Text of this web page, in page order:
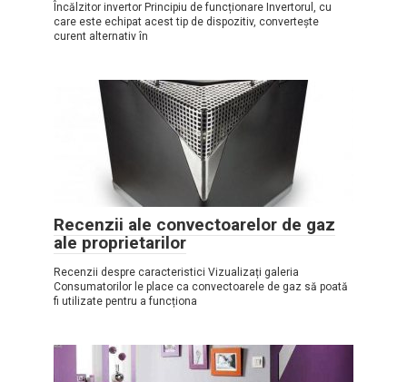
Încălzitor invertor Principiu de funcționare Invertorul, cu
care este echipat acest tip de dispozitiv, convertește
curent alternativ în
Recenzii ale convectoarelor de gaz
ale proprietarilor
Recenzii despre caracteristici Vizualizați galeria
Consumatorilor le place ca convectoarele de gaz să poată
fi utilizate pentru a funcționa